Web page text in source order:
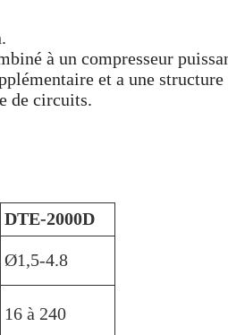
à un compresseur
et a une structure
de circuits.
DTE-2000D
Ø1,5-4.8
16 à 240